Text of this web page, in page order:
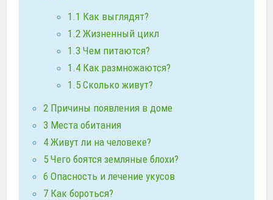
1.1 Как выглядят?
1.2 Жизненный цикл
1.3 Чем питаются?
1.4 Как размножаются?
1.5 Сколько живут?
2 Причины появления в доме
3 Места обитания
4 Живут ли на человеке?
5 Чего боятся земляные блохи?
6 Опасность и лечение укусов
7 Как бороться?